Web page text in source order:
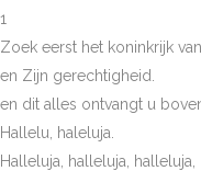
1
Zoek eerst het koninkrijk
en Zijn gerechtigheid.
en dit alles ontvangt u
Hallelu, haleluja.
Halleluja, halleluja, halleluja,